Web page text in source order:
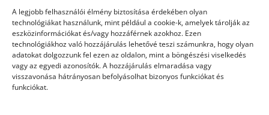
A legjobb felhasználói élmény biztosítása érdekében olyan
technológiákat használunk, mint például a cookie-k, amelyek tárolják az
eszközinformációkat és/vagy hozzáférnek azokhoz. Ezen
technológiákhoz való hozzájárulás lehetővé teszi számunkra, hogy olyan
adatokat dolgozzunk fel ezen az oldalon, mint a böngészési viselkedés
vagy az egyedi azonosítók. A hozzájárulás elmaradása vagy
visszavonása hátrányosan befolyásolhat bizonyos funkciókat és
funkciókat.
Egészség
Egyéb
Étel
Szolgáltatás